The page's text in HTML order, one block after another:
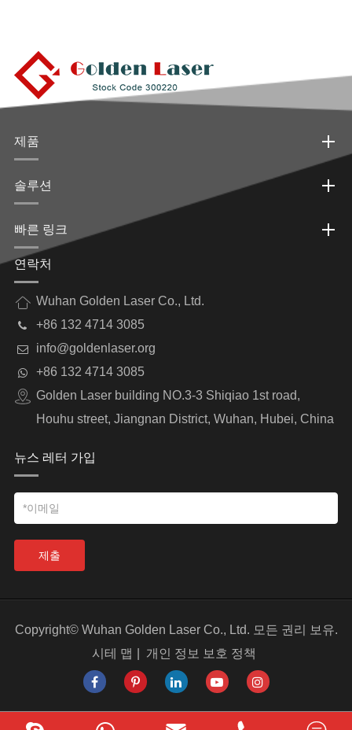
제품
솔루션
빠른 링크
연락처
Wuhan Golden Laser Co., Ltd.
+86 132 4714 3085
info@goldenlaser.org
+86 132 4714 3085
Golden Laser building NO.3-3 Shiqiao 1st road,
Houhu street, Jiangnan District, Wuhan, Hubei, China
뉴스 레터 가입
제출
Copyright© Wuhan Golden Laser Co., Ltd. 모든 권리 보유.
시테 맵
개인 정보 보호 정책